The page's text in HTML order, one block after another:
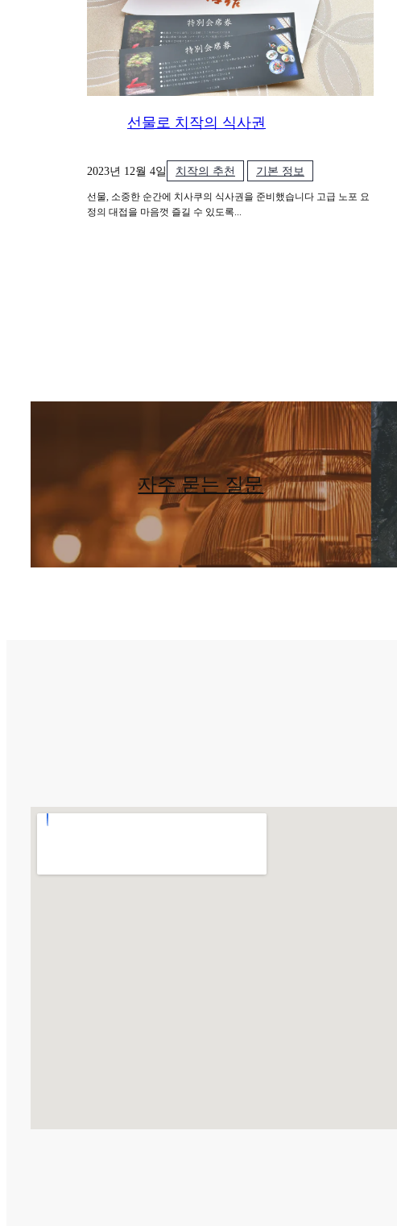
선물로 치작의 식사권
2023년 12월 4일 치작의 추천 기본 정보
선물, 소중한 순간에 치사쿠의 식사권을 준비했습니다 고급 노포 요
정의 대접을 마음껏 즐길 수 있도록...
자주 묻는 질문